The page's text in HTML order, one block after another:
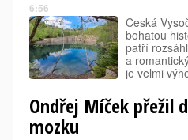
6:56
Česká
bohatou
patří
a
je velmi
Ondřej Míček přežil
mozku